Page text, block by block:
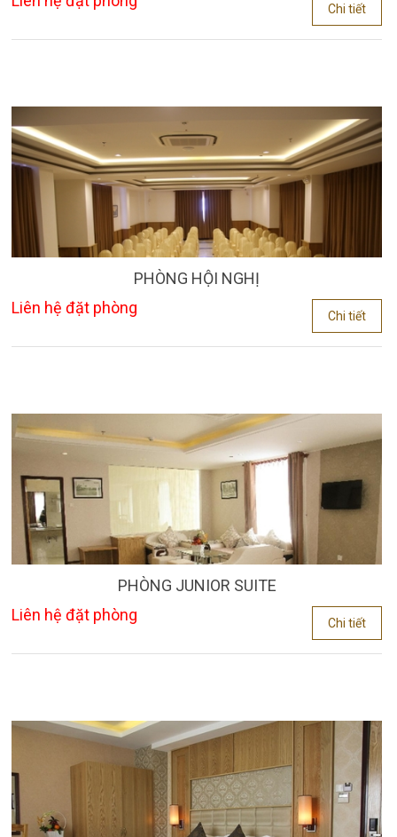
Chi tiết
PHÒNG HỘI NGHỊ
Liên hệ đặt phòng
Chi tiết
PHÒNG JUNIOR SUITE
Liên hệ đặt phòng
Chi tiết